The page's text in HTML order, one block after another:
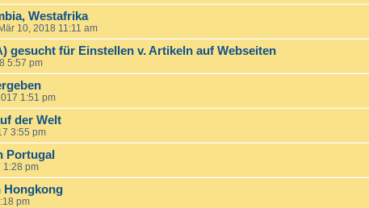
Westafrika
10, 2018 11:11 am
gesucht für Einstellen v. Artikeln auf Webseiten
5:57 pm
1:51 pm
der Welt
3:55 pm
Portugal
1:28 pm
Hongkong
pm